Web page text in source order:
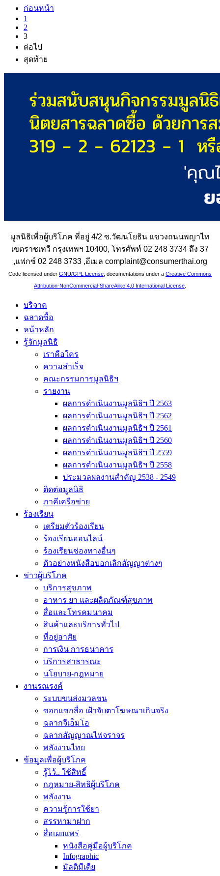
ก่อนหน้า
1
2
3
ต่อไป
สุดท้าย
มูลนิธิเพื่อผู้บริโภค ที่อยู่ 4/2 ซ.วัฒนโยธิน แขวงถนนพญาไท
เขตราชเทวี กรุงเทพฯ 10400, โทรศัพท์ 02 248 3734 ถึง 37
,แฟกซ์ 02 248 3733 ,อีเมล complaint@consumerthai.org
Code licensed under GNU/GPL License , documentations under a Creative Commons
Attribution-NonCommercial-ShareAlike 4.0 International License
บริจาค
ฉลาดซื้อ
หน้าหลัก
รู้จักมูลนิธิ
เราคือใคร
ความสำเร็จ
คณะกรรมการมูลนิธิฯ
รายงาน
ผลการดำเนินงานมูลนิธิฯ ปี 2563
ผลการดำเนินงานมูลนิธิฯ ปี 2562
ผลการดำเนินงานมูลนิธิฯ ปี 2561
ผลการดำเนินงานมูลนิธิฯ ปี 2560
ผลการดำเนินงานมูลนิธิฯ ปี 2559
ผลการดำเนินงานมูลนิธิฯ ปี 2558
ประมวลผลงานสำคัญ 2538 - 2549
ติดต่อมูลนิธิ
ภาคีเครือข่าย
ร้องเรียน
เตรียมตัวร้องเรียน
ร้องเรียนออนไลน์
ร้องเรียนช่องทางอื่นๆ
ตัวอย่างหนังสือบอกเลิกสัญญาต่างๆ
ข่าวผู้บริโภค
บริการสุขภาพ
อาหาร ยา และผลิตภัณฑ์สุขภาพ
สื่อและโทรคมนาคม
สินค้าและบริการทั่วไป
ที่อยู่อาศัย
การเงิน การธนาคาร
บริการสาธารณะ
นโยบาย-กฎหมาย
งานรณรงค์
ระบบขนส่งมวลชน
ซอกแซกสื่อ เฝ้าจับตาโฆษณาเกินจริง
ฉลากจีเอ็มโอ
ฉลากสัญญาณไฟจราจร
พลังงานไทย
ข้อมูลเพื่อผู้บริโภค
รู้ไว้.. ใช้สิทธิ์
กฎหมาย-สิทธิผู้บริโภค
พลังงาน
ความรู้การใช้ยา
สรรหามาฝาก
สื่อเผยแพร่
หนังสือคู่มือผู้บริโภค
Infographic
มัลติมีเดีย